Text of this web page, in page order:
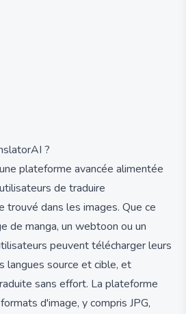
?
plateforme avancée alimentée
de traduire
dans les images. Que ce
de manga, un webtoon ou un
peuvent télécharger leurs
langues source et cible, et
sans effort. La plateforme
d'image, y compris JPG,